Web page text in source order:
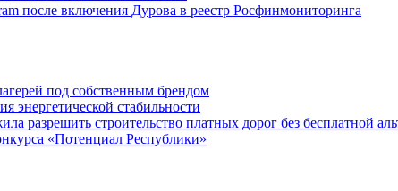
после включения Дурова в реестр Росфинмониторинга
под собственным брендом
энергетической стабильности
разрешить строительство платных дорог без бесплатной
«Потенциал Республики»